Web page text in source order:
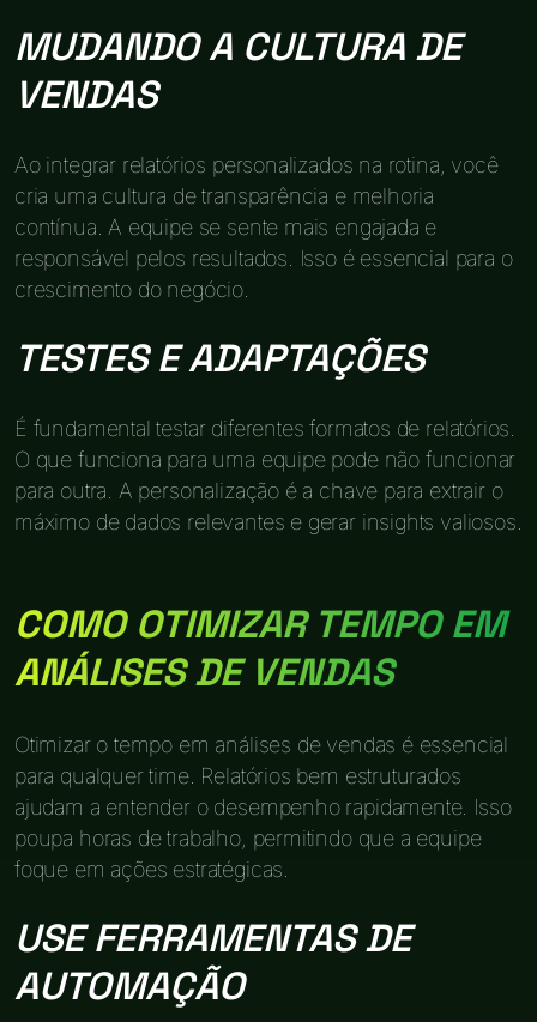
MUDANDO A CULTURA DE
VENDAS
Ao integrar relatórios personalizados na rotina, você
cria uma cultura de transparência e melhoria
contínua. A equipe se sente mais engajada e
responsável pelos resultados. Isso é essencial para o
crescimento do negócio.
TESTES E ADAPTAÇÕES
É fundamental testar diferentes formatos de relatórios.
O que funciona para uma equipe pode não funcionar
para outra. A personalização é a chave para extrair o
máximo de dados relevantes e gerar insights valiosos.
COMO OTIMIZAR TEMPO EM
ANÁLISES DE VENDAS
Otimizar o tempo em análises de vendas é essencial
para qualquer time. Relatórios bem estruturados
ajudam a entender o desempenho rapidamente. Isso
poupa horas de trabalho, permitindo que a equipe
foque em ações estratégicas.
USE FERRAMENTAS DE
AUTOMAÇÃO